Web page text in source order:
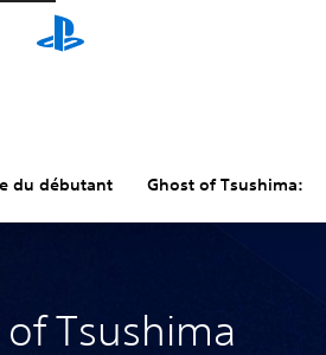
du débutant Ghost of Tsushima:
Tsushima